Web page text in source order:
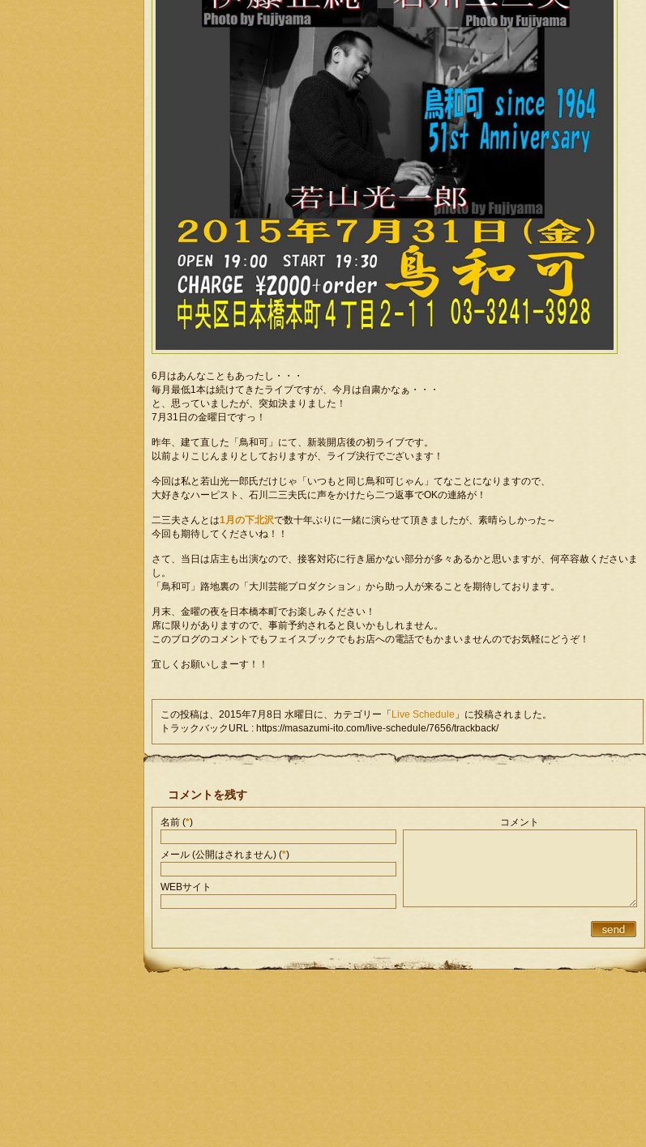
6月はあんなこともあったし・・・
毎月最低1本は続けてきたライブですが、今月は自粛かなぁ・・・
と、思っていましたが、突如決まりました！
7月31日の金曜日ですっ！
昨年、建て直した「鳥和可」にて、新装開店後の初ライブです。
以前よりこじんまりとしておりますが、ライブ決行でございます！
今回は私と若山光一郎氏だけじゃ「いつもと同じ鳥和可じゃん」てなことになりますので、
大好きなハーピスト、石川二三夫氏に声をかけたら二つ返事でOKの連絡が！
二三夫さんとは1月の下北沢で数十年ぶりに一緒に演らせて頂きましたが、素晴らしかった～
今回も期待してくださいね！！
さて、当日は店主も出演なので、接客対応に行き届かない部分が多々あるかと思いますが、何卒容赦くださいま
し。
「鳥和可」路地裏の「大川芸能プロダクション」から助っ人が来ることを期待しております。
月末、金曜の夜を日本橋本町でお楽しみください！
席に限りがありますので、事前予約されると良いかもしれません。
このブログのコメントでもフェイスブックでもお店への電話でもかまいませんのでお気軽にどうぞ！
宜しくお願いしまーす！！
この投稿は、2015年7月8日 水曜日に、カテゴリー「 Live Schedule 」に投稿されました。
トラックバックURL : https://masazumi-ito.com/live-schedule/7656/trackback/
コメントを残す
名前 (*)
メール (公開はされません) (*)
WEBサイト
コメント